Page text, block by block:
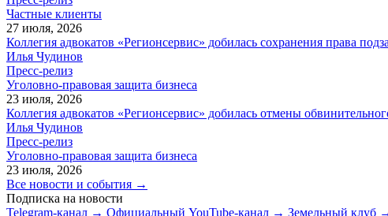
Частные клиенты
27 июля, 2026
Коллегия адвокатов «Регионсервис» добилась сохранения права
Илья Чудинов
Пресс-релиз
Уголовно-правовая защита бизнеса
23 июля, 2026
Коллегия адвокатов «Регионсервис» добилась отмены
Илья Чудинов
Пресс-релиз
Уголовно-правовая защита бизнеса
23 июля, 2026
Все новости и события →
Подписка на новости
Telegram-канал → Официальный YouTube-канал → Земельный клуб